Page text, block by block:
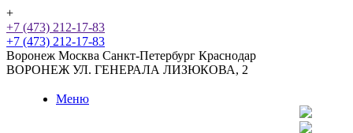
+
+7 (473) 212-17-83
+7 (473) 212-17-83
Воронеж Москва Санкт-Петербург Краснодар
ВОРОНЕЖ УЛ. ГЕНЕРАЛА ЛИЗЮКОВА, 2
Меню